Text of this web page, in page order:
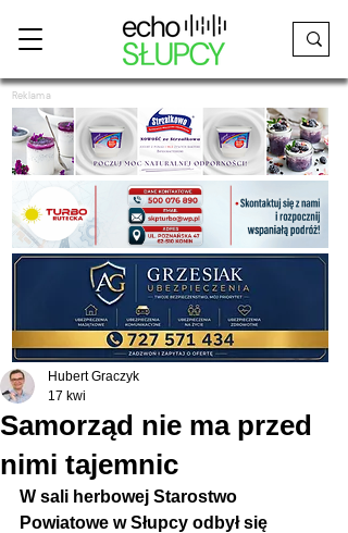
Reklama
Samorząd nie ma przed
nimi tajemnic
Hubert Graczyk
17 kwi
W sali herbowej Starostwo
Powiatowe w Słupcy odbył się